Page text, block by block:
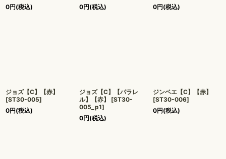
0円(税込)
0円(税込)
0円(税込)
ジョズ【C】【赤】
[ST30-005]
0円(税込)
ジョズ【C】【パラレ
ル】【赤】
[ST30-
005_p1]
0円(税込)
ジンベエ【C】【赤】
[ST30-006]
0円(税込)